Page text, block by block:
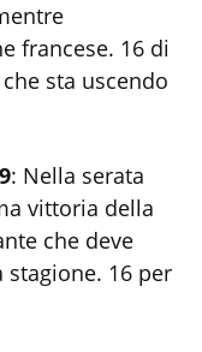
francese. 16 di
sta uscendo
: Nella serata
vittoria della
che deve
stagione. 16 per